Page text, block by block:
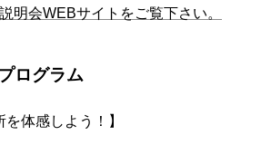
明会WEBサイトをご覧下さい。
ログラム
を体感しよう！】